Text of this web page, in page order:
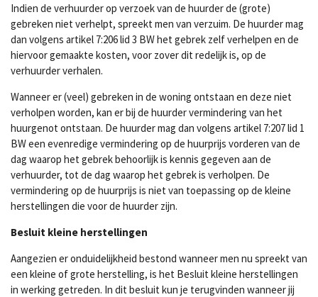
Indien de verhuurder op verzoek van de huurder de (grote)
gebreken niet verhelpt, spreekt men van verzuim. De huurder mag
dan volgens artikel 7:206 lid 3 BW het gebrek zelf verhelpen en de
hiervoor gemaakte kosten, voor zover dit redelijk is, op de
verhuurder verhalen.
Wanneer er (veel) gebreken in de woning ontstaan en deze niet
verholpen worden, kan er bij de huurder vermindering van het
huurgenot ontstaan. De huurder mag dan volgens artikel 7:207 lid 1
BW een evenredige vermindering op de huurprijs vorderen van de
dag waarop het gebrek behoorlijk is kennis gegeven aan de
verhuurder, tot de dag waarop het gebrek is verholpen. De
vermindering op de huurprijs is niet van toepassing op de kleine
herstellingen die voor de huurder zijn.
Besluit kleine herstellingen
Aangezien er onduidelijkheid bestond wanneer men nu spreekt van
een kleine of grote herstelling, is het Besluit kleine herstellingen
in werking getreden. In dit besluit kun je terugvinden wanneer jij